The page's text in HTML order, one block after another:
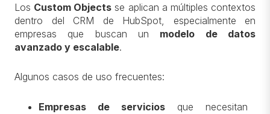
Los Custom Objects se aplican a múltiples contextos
dentro del CRM de HubSpot, especialmente en
empresas que buscan un modelo de datos
avanzado y escalable.
Algunos casos de uso frecuentes:
Empresas de servicios que necesitan